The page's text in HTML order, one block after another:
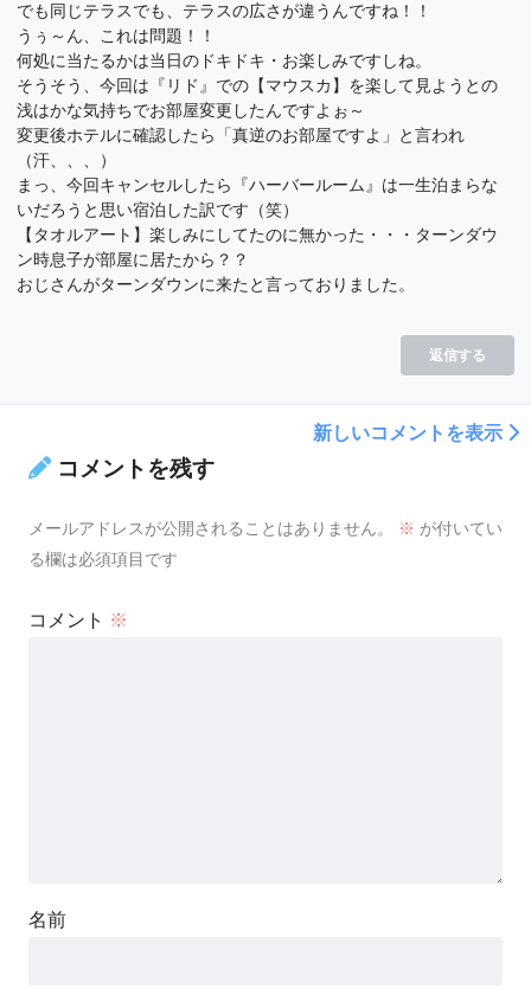
でも同じテラスでも、テラスの広さが違うんですね！！
うぅ～ん、これは問題！！
何処に当たるかは当日のドキドキ・お楽しみですしね。
そうそう、今回は『リド』での【マウスカ】を楽して見ようとの
浅はかな気持ちでお部屋変更したんですよぉ～
変更後ホテルに確認したら「真逆のお部屋ですよ」と言われ
（汗、、、）
まっ、今回キャンセルしたら『ハーバールーム』は一生泊まらな
いだろうと思い宿泊した訳です（笑）
【タオルアート】楽しみにしてたのに無かった・・・ターンダウ
ン時息子が部屋に居たから？？
おじさんがターンダウンに来たと言っておりました。
返信する
新しいコメントを表示
コメントを残す
メールアドレスが公開されることはありません。 ※ が付いてい
る欄は必須項目です
コメント ※
名前